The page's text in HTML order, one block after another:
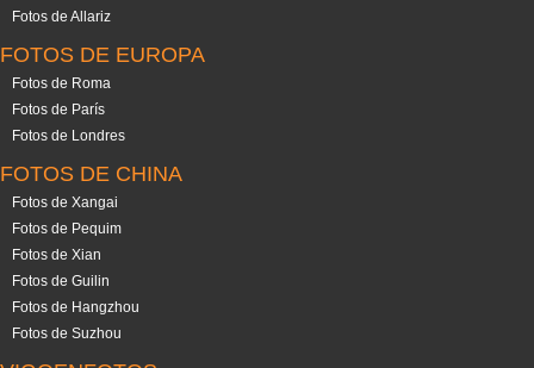
Fotos de Allariz
FOTOS DE EUROPA
Fotos de Roma
Fotos de París
Fotos de Londres
FOTOS DE CHINA
Fotos de Xangai
Fotos de Pequim
Fotos de Xian
Fotos de Guilin
Fotos de Hangzhou
Fotos de Suzhou